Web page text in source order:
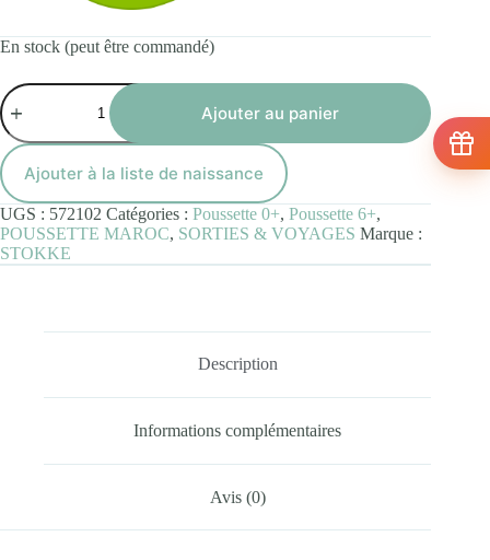
En stock (peut être commandé)
quantité
de
Nacelle
STOKKE
XPLORY
X
Gris
Moderne
Ajouter au panier
Ajouter à la liste de naissance
UGS : 572102 Catégories : Poussette 0+, Poussette 6+,
POUSSETTE MAROC, SORTIES & VOYAGES Marque :
STOKKE
Description
Informations complémentaires
Avis (0)